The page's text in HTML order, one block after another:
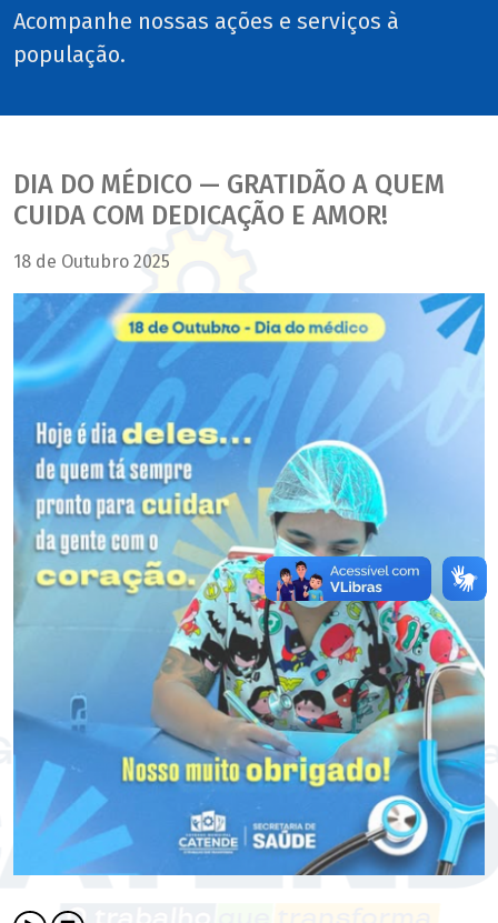
Acompanhe nossas ações e serviços à
população.
DIA DO MÉDICO — GRATIDÃO A QUEM
CUIDA COM DEDICAÇÃO E AMOR!
18 de Outubro 2025